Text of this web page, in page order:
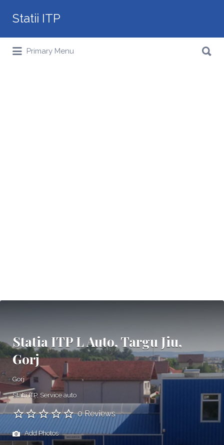
Statii ITP
for:
Primary Menu
for:
Statia ITP L Auto, Targu Jiu,
Gorj
Gorj
Statii ITP Service auto
0 Reviews
Add Photos